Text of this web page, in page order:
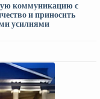
коммуникацию с
и приносить
усилиями